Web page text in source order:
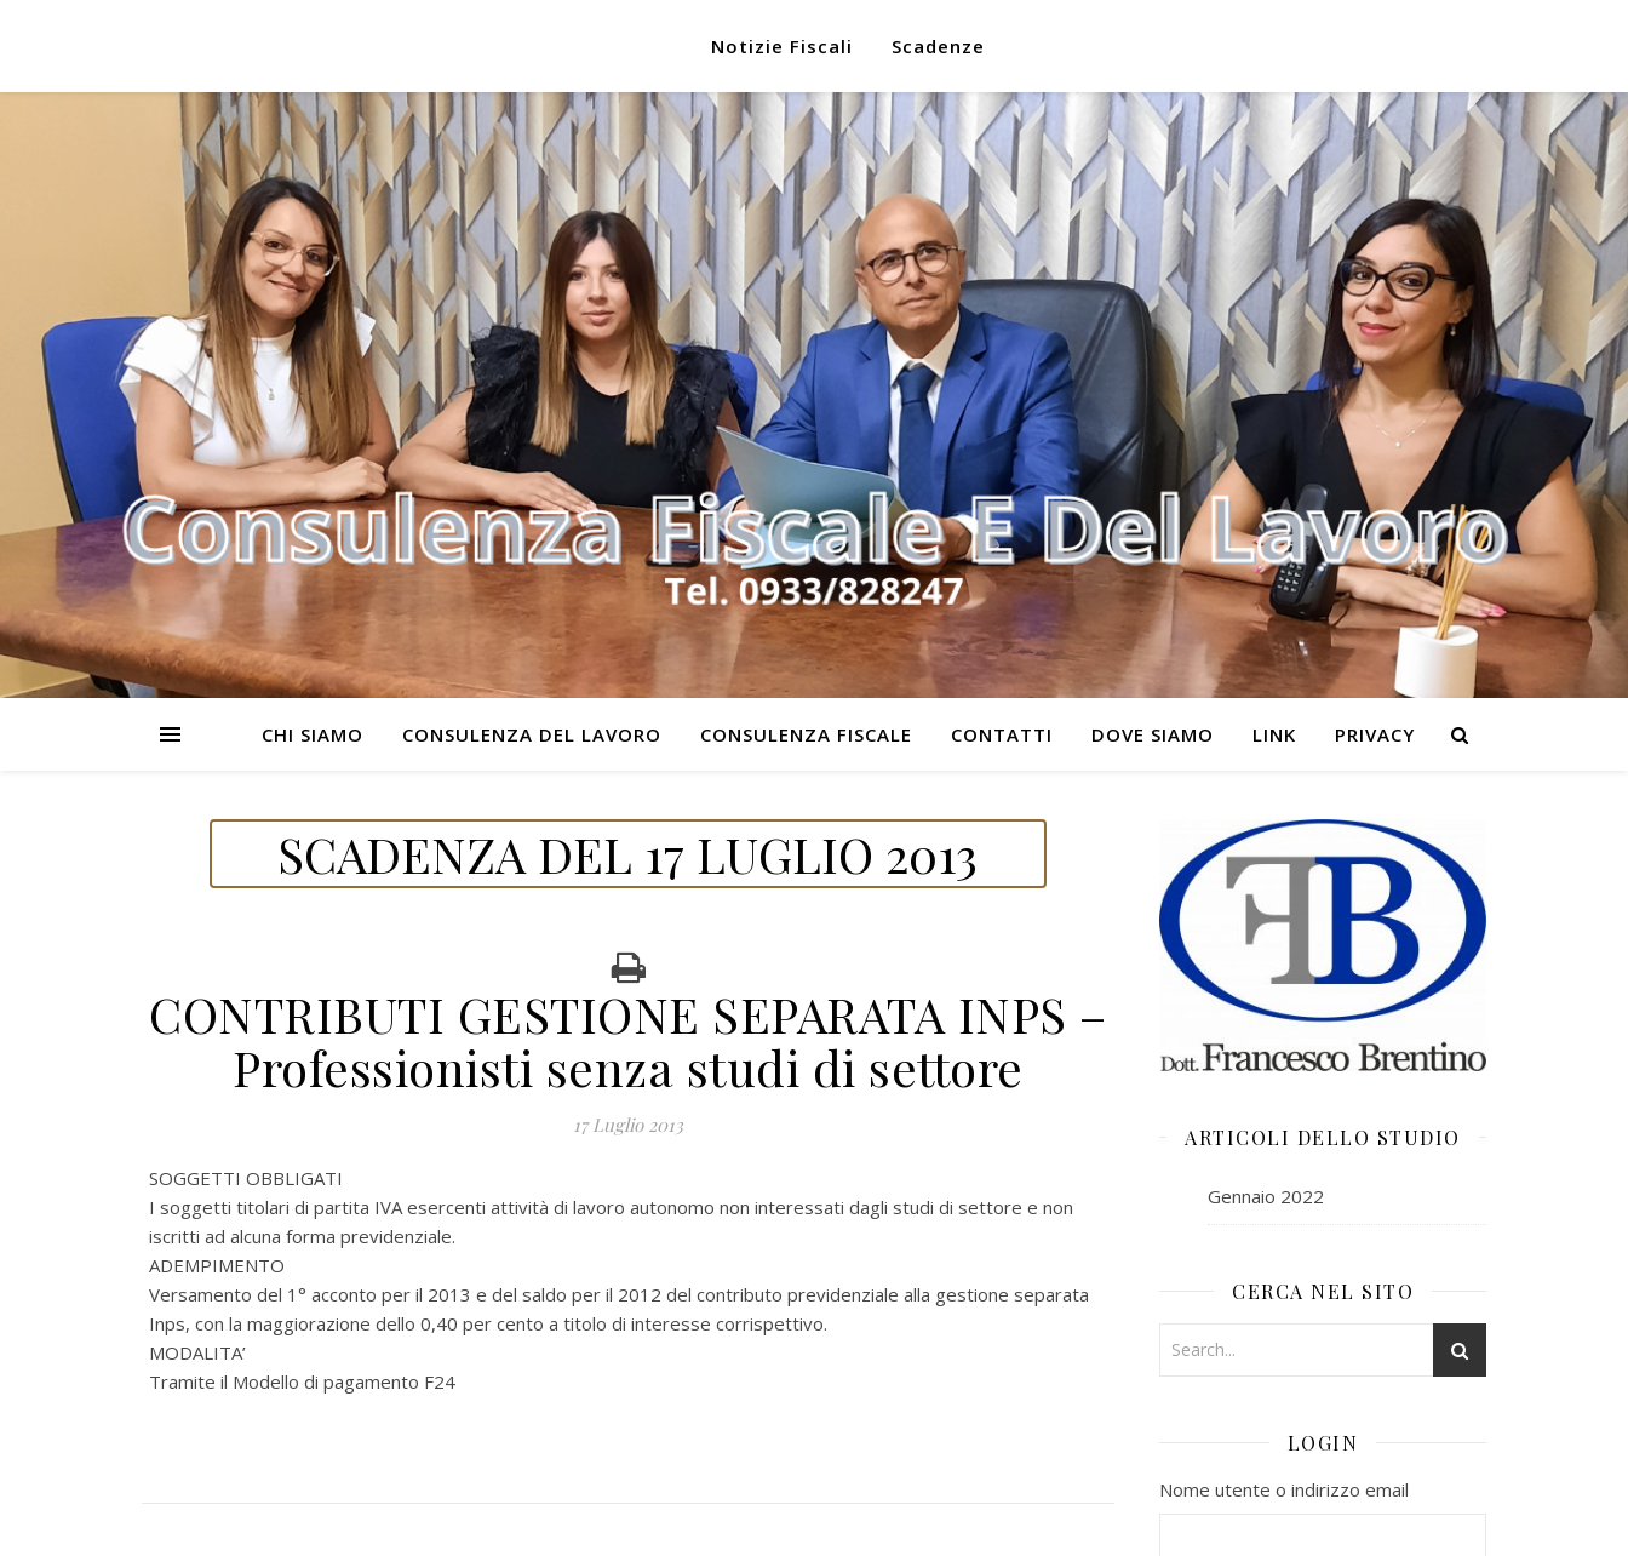
Notizie Fiscali Scadenze
CHI SIAMO CONSULENZA DEL LAVORO CONSULENZA FISCALE CONTATTI DOVE SIAMO LINK PRIVACY
SCADENZA DEL 17 LUGLIO 2013
CONTRIBUTI GESTIONE SEPARATA INPS –
Professionisti senza studi di settore
17 Luglio 2013
SOGGETTI OBBLIGATI
I soggetti titolari di partita IVA esercenti attività di lavoro autonomo non interessati dagli studi di settore e non
iscritti ad alcuna forma previdenziale.
ADEMPIMENTO
Versamento del 1° acconto per il 2013 e del saldo per il 2012 del contributo previdenziale alla gestione separata
Inps, con la maggiorazione dello 0,40 per cento a titolo di interesse corrispettivo.
MODALITA’
Tramite il Modello di pagamento F24
ARTICOLI DELLO STUDIO
Gennaio 2022
CERCA NEL SITO
LOGIN
Nome utente o indirizzo email